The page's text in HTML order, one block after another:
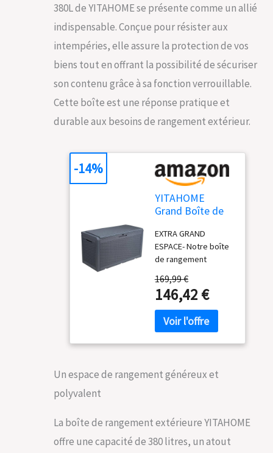
380L de YITAHOME se présente comme un allié
indispensable. Conçue pour résister aux
intempéries, elle assure la protection de vos
biens tout en offrant la possibilité de sécuriser
son contenu grâce à sa fonction verrouillable.
Cette boîte est une réponse pratique et
durable aux besoins de rangement extérieur.
YITAHOME
Grand Boîte de
Extérieure en
Résine de 380L
avec pour
Meubles de
Patio,
d'extérieur,
Outils de Jardin
et Fournitures de
EXTRA GRAND
ESPACE- Notre boîte
de rangement
capacité de
stockage de 380L et
des dimensions
totales de 121 x 54 x
61cm (L x l x h)
HAUTEMENT
avec une résine poly
rouille ; gardera
l'aspect neuf et
169,99 €
146,42 €
-14%
Un espace de rangement généreux et
polyvalent
La boîte de rangement extérieure YITAHOME
offre une capacité de 380 litres, un atout